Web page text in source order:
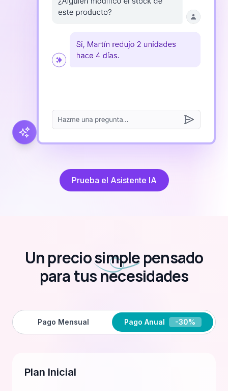
Prueba el Asistente IA
Un preciosimplepensado
para tus necesidades
Pago Mensual Pago Anual -30%
Plan Inicial